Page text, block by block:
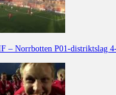
– Norrbotten P01-distriktslag